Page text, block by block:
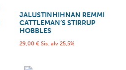
JALUSTINHIHNAN REMMI
CATTLEMAN’S STIRRUP
HOBBLES
29,00 € Sis. alv 25,5%